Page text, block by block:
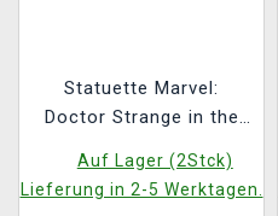
Statuette Marvel:
Doctor Strange in the
- Dead Defender
Strange Deluxe Art
Auf Lager (2Stck)
Lieferung in 2-5 Werktagen.